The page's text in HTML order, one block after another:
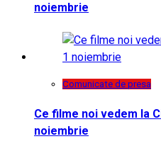
noiembrie
Comunicate de presa
Ce filme noi vedem la
noiembrie